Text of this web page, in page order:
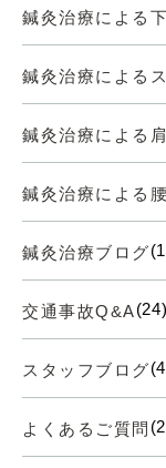
鍼灸治療による
鍼灸治療による
鍼灸治療による
鍼灸治療による
鍼灸治療ブログ
交通事故Q&A(24)
スタッフブログ
よくあるご質問